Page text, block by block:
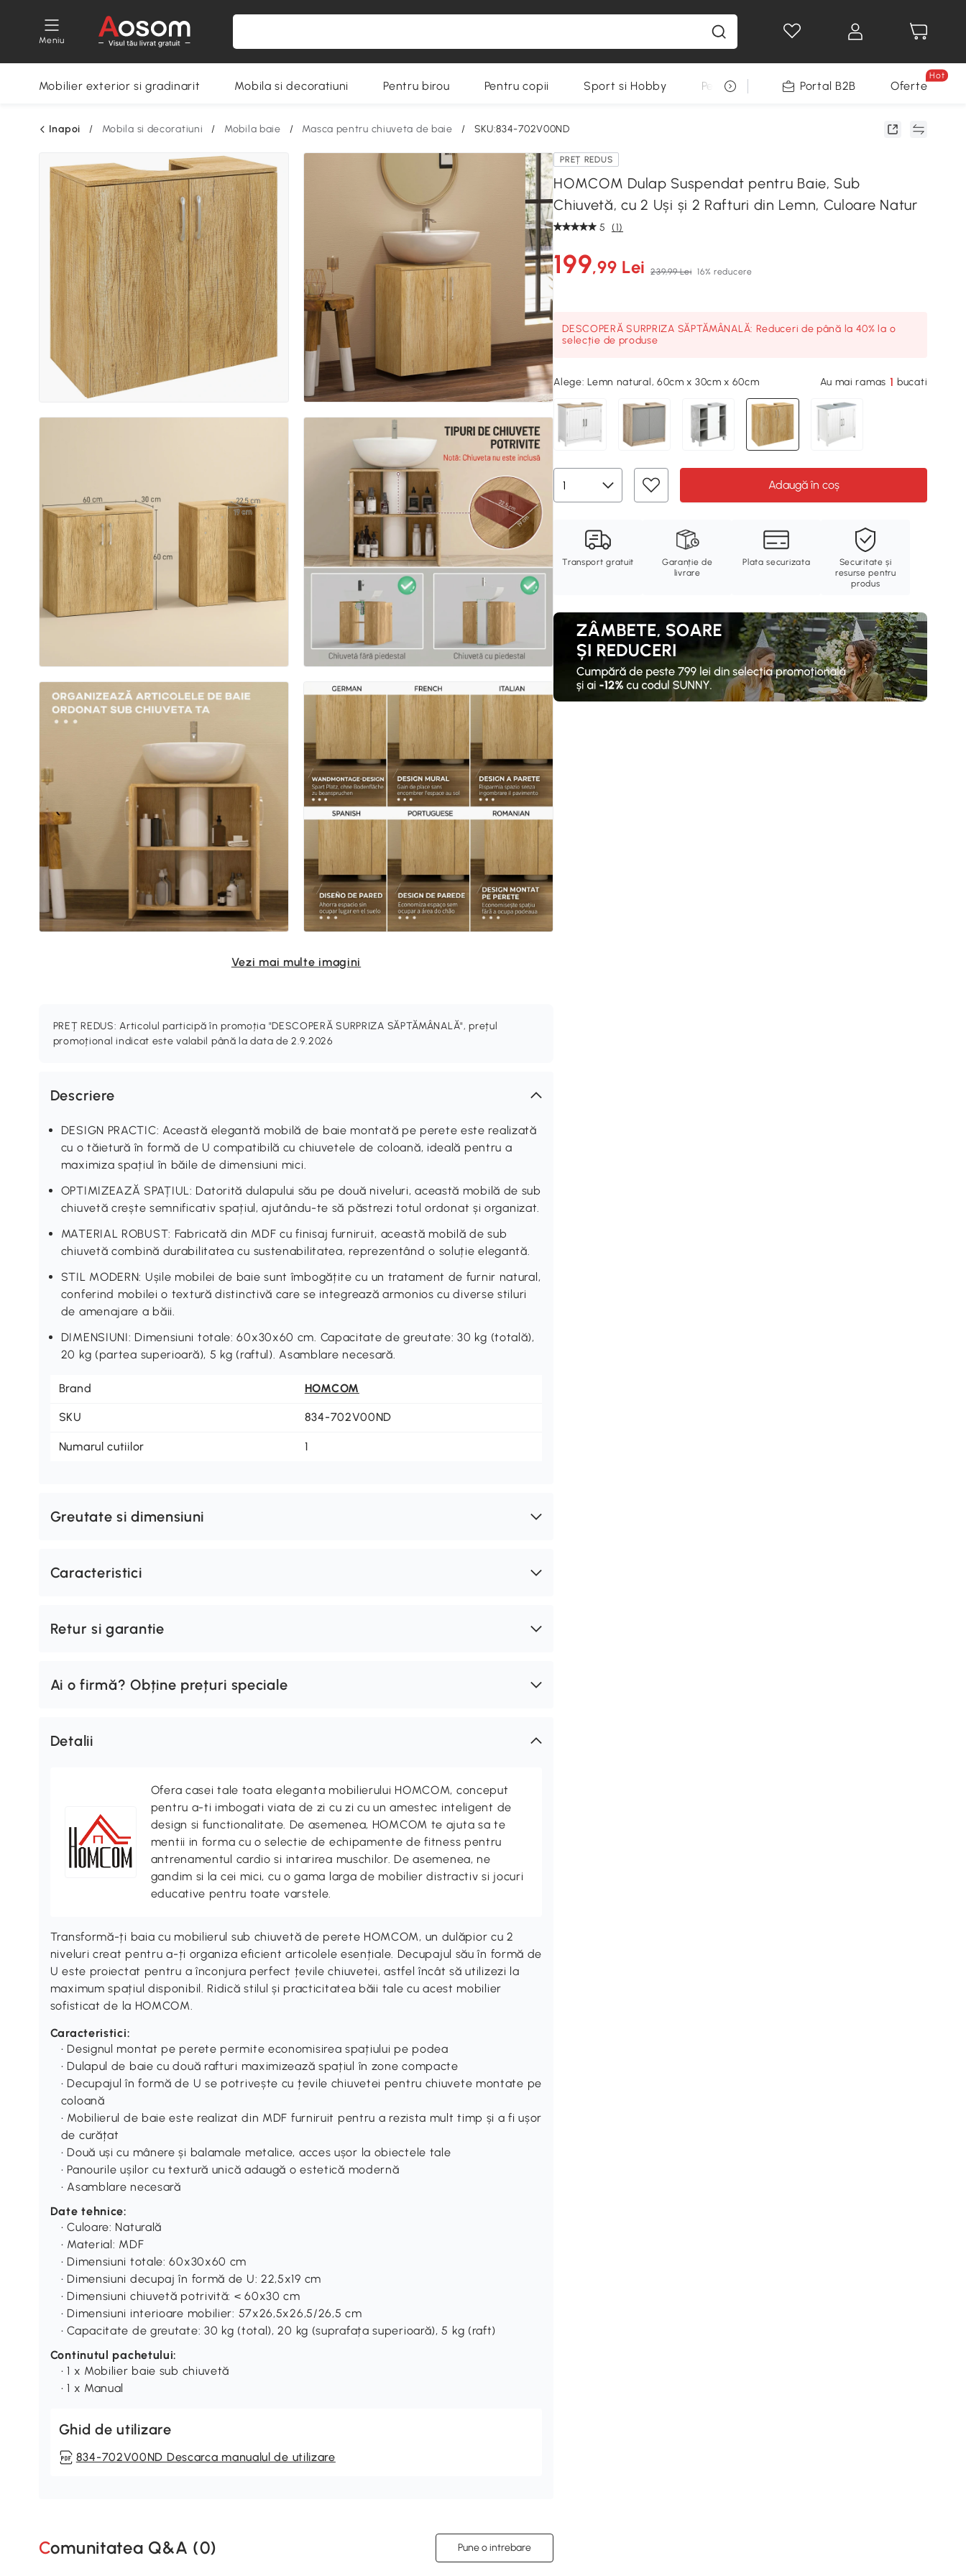
Meniu
Mobilier exterior si gradinarit Mobila si decoratiuni Pentru birou Pentru copii Sport si Hobby Pentru animale Decoratiuni Sarbatori
Portal B2B Oferte
Hot
Inapoi / Mobila si decoratiuni / Mobila baie / Masca pentru chiuveta de baie / SKU:834-702V00ND
Vezi mai multe imagini
PREȚ REDUS: Articolul participă în promoția "DESCOPERĂ SURPRIZA SĂPTĂMÂNALĂ", prețul
promoțional indicat este valabil până la data de 2.9.2026
Descriere
DESIGN PRACTIC: Această elegantă mobilă de baie montată pe perete este realizată
cu o tăietură în formă de U compatibilă cu chiuvetele de coloană, ideală pentru a
maximiza spațiul în băile de dimensiuni mici.
OPTIMIZEAZĂ SPAȚIUL: Datorită dulapului său pe două niveluri, această mobilă de sub
chiuvetă crește semnificativ spațiul, ajutându-te să păstrezi totul ordonat și organizat.
MATERIAL ROBUST: Fabricată din MDF cu finisaj furniruit, această mobilă de sub
chiuvetă combină durabilitatea cu sustenabilitatea, reprezentând o soluție elegantă.
STIL MODERN: Ușile mobilei de baie sunt îmbogățite cu un tratament de furnir natural,
conferind mobilei o textură distinctivă care se integrează armonios cu diverse stiluri
de amenajare a băii.
DIMENSIUNI: Dimensiuni totale: 60x30x60 cm. Capacitate de greutate: 30 kg (totală),
20 kg (partea superioară), 5 kg (raftul). Asamblare necesară.
Brand HOMCOM
SKU 834-702V00ND
Numarul cutiilor 1
Greutate si dimensiuni
Caracteristici
Retur si garantie
Ai o firmă? Obține prețuri speciale
Detalii
Ofera casei tale toata eleganta mobilierului HOMCOM, conceput
pentru a-ti imbogati viata de zi cu zi cu un amestec inteligent de
design si functionalitate. De asemenea, HOMCOM te ajuta sa te
mentii in forma cu o selectie de echipamente de fitness pentru
antrenamentul cardio si intarirea muschilor. De asemenea, ne
gandim si la cei mici, cu o gama larga de mobilier distractiv si jocuri
educative pentru toate varstele.
Transformă-ți baia cu mobilierul sub chiuvetă de perete HOMCOM, un dulăpior cu 2
niveluri creat pentru a-ți organiza eficient articolele esențiale. Decupajul său în formă de
U este proiectat pentru a înconjura perfect țevile chiuvetei, astfel încât să utilizezi la
maximum spațiul disponibil. Ridică stilul și practicitatea băii tale cu acest mobilier
sofisticat de la HOMCOM.
Caracteristici:
• Designul montat pe perete permite economisirea spațiului pe podea
• Dulapul de baie cu două rafturi maximizează spațiul în zone compacte
• Decupajul în formă de U se potrivește cu țevile chiuvetei pentru chiuvete montate pe
coloană
• Mobilierul de baie este realizat din MDF furniruit pentru a rezista mult timp și a fi ușor
de curățat
• Două uși cu mânere și balamale metalice, acces ușor la obiectele tale
• Panourile ușilor cu textură unică adaugă o estetică modernă
• Asamblare necesară
Date tehnice:
• Culoare: Naturală
• Material: MDF
• Dimensiuni totale: 60x30x60 cm
• Dimensiuni decupaj în formă de U: 22,5x19 cm
• Dimensiuni chiuvetă potrivită: < 60x30 cm
• Dimensiuni interioare mobilier: 57x26,5x26,5/26,5 cm
• Capacitate de greutate: 30 kg (total), 20 kg (suprafața superioară), 5 kg (raft)
Continutul pachetului:
• 1 x Mobilier baie sub chiuvetă
• 1 x Manual
Ghid de utilizare
834-702V00ND Descarca manualul de utilizare
Comunitatea Q&A (0) Pune o intrebare
PREȚ REDUS
HOMCOM Dulap Suspendat pentru Baie, Sub
Chiuvetă, cu 2 Uși și 2 Rafturi din Lemn, Culoare Natur
5 (1)
199,99 Lei 239,99 Lei 16% reducere
DESCOPERĂ SURPRIZA SĂPTĂMÂNALĂ: Reduceri de până la 40% la o
selecție de produse
Alege:Lemn natural, 60cm x 30cm x 60cm Au mai ramas 1bucati
Adaugă în coș
Transport gratuit
Garanție de
livrare
Plata securizata
Securitate și
resurse pentru
produs